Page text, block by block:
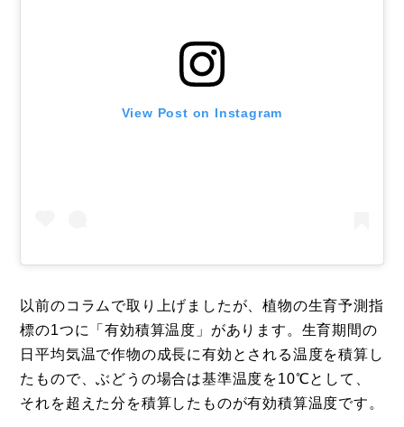
特集
事例
トピックス
Photos
運営会社
View Post on Instagram
以前のコラムで取り上げましたが、植物の生育予測指
標の1つに「有効積算温度」があります。生育期間の
日平均気温で作物の成長に有効とされる温度を積算し
たもので、ぶどうの場合は基準温度を10℃として、
それを超えた分を積算したものが有効積算温度です。